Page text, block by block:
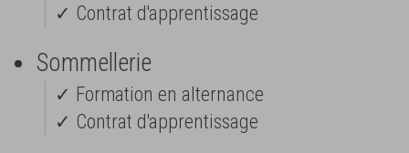
✓ Contrat d'apprentissage
Sommellerie
✓ Formation en alternance
✓ Contrat d'apprentissage